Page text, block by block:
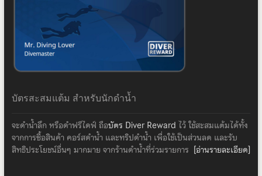
บัตรสะสมแต้ม สำหรับนักดำน้ำ
จะดำน้ำลึก หรือดำฟรีไดฟ์ ถือบัตร Diver Reward ไว้ ใช้สะสมแต้มได้ทั้ง
จากการซื้อสินค้า คอร์สดำน้ำ และทริปดำน้ำ เพื่อใช้เป็นส่วนลด และรับ
สิทธิประโยชน์อื่นๆ มากมาย จากร้านดำน้ำที่ร่วมรายการ [อ่านรายละเอียด]